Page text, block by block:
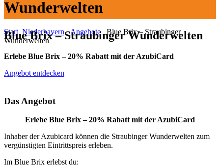
Wunderwelten
Start Niederbayern Angebote
Blue Brix – Straubinger
Wunderwelten
Blue Brix – Straubinger Wunderwelten
Erlebe Blue Brix – 20% Rabatt mit der AzubiCard
Angebot entdecken
Das Angebot
Erlebe Blue Brix – 20% Rabatt mit der AzubiCard
Inhaber der Azubicard können die Straubinger Wunderwelten zum
vergünstigten Eintrittspreis erleben.
Im Blue Brix erlebst du: